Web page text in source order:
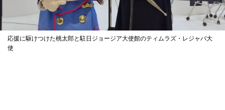
応援に駆けつけた桃太郎と駐日ジョージア大使館のティムラズ・レジャバ大
使